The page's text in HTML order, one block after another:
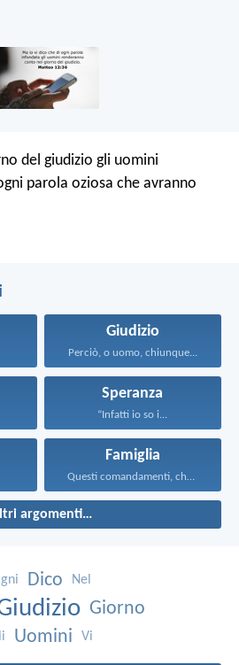
del giudizio gli uomini
parola oziosa che avranno
Giudizio
Perciò, o uomo, chiunque...
Speranza
“Infatti io so i...
Famiglia
Questi comandamenti, che oggi...
argomenti…
Dico Nel
Giorno
Uomini Vi